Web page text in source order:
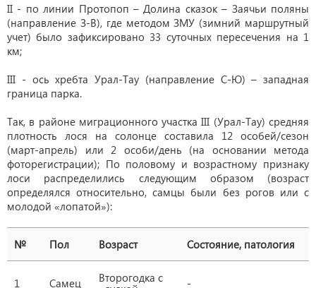
II - по линии Протопоп – Долина сказок – Заячьи поляны
(направление З-В), где методом ЗМУ (зимний маршрутный
учет) было зафиксировано 33 суточных пересечения на 1
км;
III - ось хребта Урал-Тау (направление С-Ю) – западная
граница парка.
Так, в районе миграционного участка III (Урал-Тау) средняя
плотность лося на солонце составила 12 особей/сезон
(март-апрель) или 2 особи/день (на основании метода
фоторегистрации); По половому и возрастному признаку
лоси распределились следующим образом (возраст
определялся относительно, самцы были без рогов или с
молодой «лопатой»):
№ Пол Возраст Состояние, патология
1 Самец
Второгодка с
-